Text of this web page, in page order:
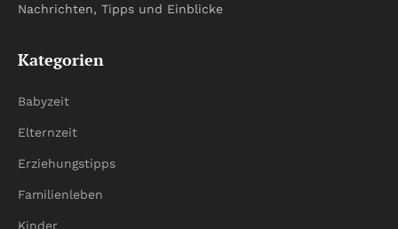
Nachrichten, Tipps und Einblicke
Kategorien
Babyzeit
Elternzeit
Erziehungstipps
Familienleben
Kinder